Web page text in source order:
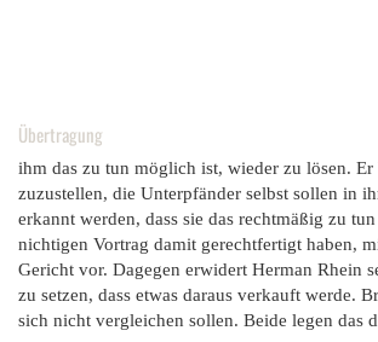
Übertragung
ihm das zu tun möglich ist, wieder zu lösen.
zuzustellen, die Unterpfänder selbst sollen in
erkannt werden, dass sie das rechtmäßig zu
nichtigen Vortrag damit gerechtfertigt haben,
Gericht vor. Dagegen erwidert Herman Rhein
zu setzen, dass etwas daraus verkauft werde.
sich nicht vergleichen sollen. Beide legen das